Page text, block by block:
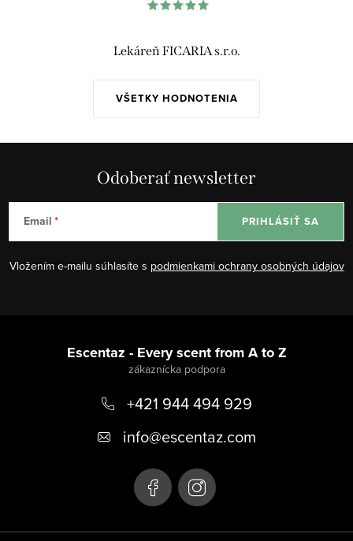
VŠETKY HODNOTENIA
Lekáreň FICARIA s.r.o.
Odoberať newsletter
Email
Vložením e-mailu súhlasíte s podmienkami ochrany osobných údajov
PRIHLÁSIŤ SA
Escentaz - Every scent from A to Z
+421 944 494 929
info@escentaz.com